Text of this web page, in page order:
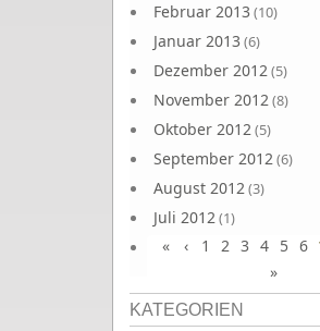
Februar 2013 (10)
Januar 2013 (6)
Dezember 2012(5)
November 2012(8)
Oktober 2012(5)
September 2012(6)
August 2012(3)
Juli 2012(1)
Juni 2012(4)
« ‹ 1 2 3 4 5 6
»
KATEGORIEN